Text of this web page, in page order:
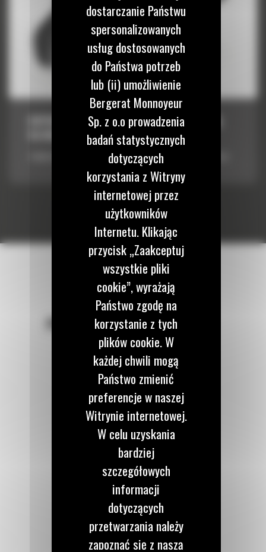
KOPARKO-ŁADOWARKI 415-444 Z RĘCZNĄ
Zwiększenie wszechstronności maszyny i ogólnej wydajności pracy
POZOSTAŃMY W KONTAKCIE
Zadzwoń do nas
122 100 122
Napisz do nas
WYŚLIJ WIADOMOŚĆ
dostarczanie Państwu
spersonalizowanych
usług dostosowanych
do Państwa potrzeb
lub (ii) umożliwienie
Bergerat Monnoyeur
Sp. z o.o prowadzenia
badań statystycznych
dotyczących
korzystania z Witryny
internetowej przez
użytkowników
Internetu. Klikając
przycisk „Zaakceptuj
wszystkie pliki
cookie”, wyrażają
Państwo zgodę na
korzystanie z tych
plików cookie. W
każdej chwili mogą
Państwo zmienić
preferencje w naszej
Witrynie internetowej.
W celu uzyskania
bardziej
szczegółowych
informacji
dotyczących
przetwarzania należy
zapoznać się z naszą